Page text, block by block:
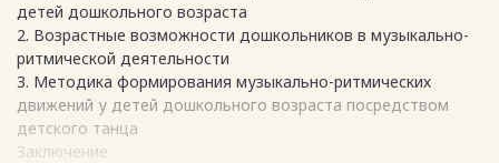
детей дошкольного возраста
2. Возрастные возможности дошкольников в музыкально-
ритмической деятельности
3. Методика формирования музыкально-ритмических
движений у детей дошкольного возраста посредством
детского танца
Заключение